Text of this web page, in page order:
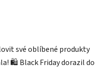
své oblíbené produkty
🛍️ Black Friday dorazil do